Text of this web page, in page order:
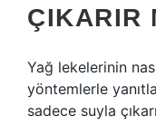
ÇIKARIR
Yağ lekelerinin
yöntemlerle
sadece suyla